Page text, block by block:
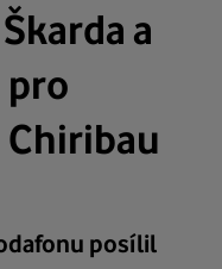
a
posílil